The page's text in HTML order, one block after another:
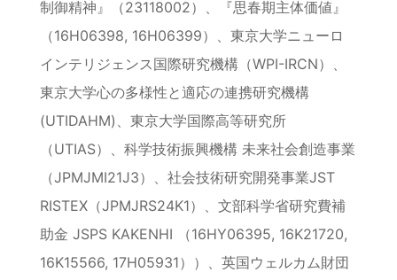
制御精神』（23118002）、『思春期主体価値』
（16H06398, 16H06399）、東京大学ニューロ
インテリジェンス国際研究機構（WPI-IRCN）、
東京大学心の多様性と適応の連携研究機構
(UTIDAHM)、東京大学国際高等研究所
（UTIAS）、科学技術振興機構 未来社会創造事業
（JPMJMI21J3）、社会技術研究開発事業JST
RISTEX（JPMJRS24K1）、文部科学省研究費補
助金 JSPS KAKENHI （16HY06395, 16K21720,
16K15566, 17H05931））、英国ウェルカム財団